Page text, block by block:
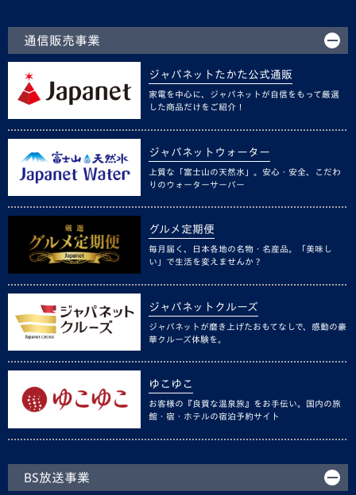
通信販売事業
ジャパネットたかた公式通販
家電を中心に、ジャパネットが自信をもって厳選
した商品だけをご紹介！
ジャパネットウォーター
上質な「富士山の天然水」。安心・安全、こだわ
りのウォーターサーバー
グルメ定期便
毎月届く、日本各地の名物・名産品。「美味し
い」で生活を変えませんか？
ジャパネットクルーズ
ジャパネットが磨き上げたおもてなしで、感動の豪
華クルーズ体験を。
ゆこゆこ
お客様の『良質な温泉旅』をお手伝い。国内の旅
館・宿・ホテルの宿泊予約サイト
BS放送事業